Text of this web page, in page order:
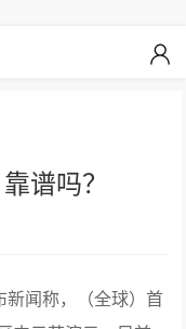
谱吗？
闻称，（全球）首